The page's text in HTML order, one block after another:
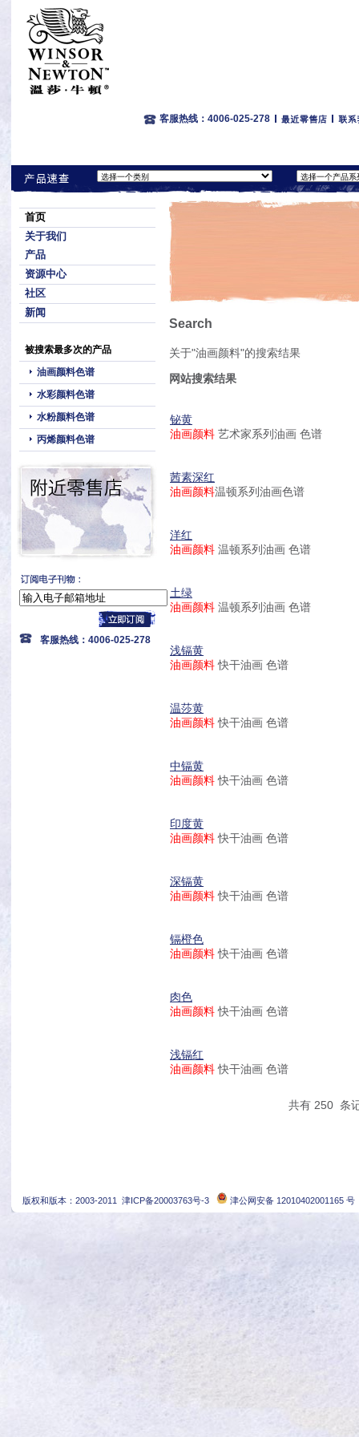
客服热线：4006-025-278
首页
关于我们
产品
资源中心
社区
新闻
被搜索最多次的产品
油画颜料色谱
水彩颜料色谱
水粉颜料色谱
丙烯颜料色谱
客服热线：4006-025-278
Search
关于"油画颜料"的搜索结果
网站搜索结果
铋黄
油画颜料 艺术家系列油画 色谱
茜素深红
油画颜料温顿系列油画色谱
洋红
油画颜料 温顿系列油画 色谱
土绿
油画颜料 温顿系列油画 色谱
浅镉黄
油画颜料快干油画 色谱
温莎黄
油画颜料快干油画 色谱
中镉黄
油画颜料快干油画 色谱
印度黄
油画颜料快干油画 色谱
深镉黄
油画颜料快干油画 色谱
镉橙色
油画颜料快干油画 色谱
肉色
油画颜料快干油画 色谱
浅镉红
油画颜料快干油画 色谱
共有 250条
版权和版本：2003-2011 津ICP备20003763号-3 津公网安备 12010402001165 号